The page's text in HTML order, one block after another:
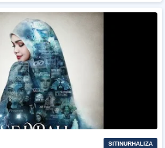
SITINURHALIZA